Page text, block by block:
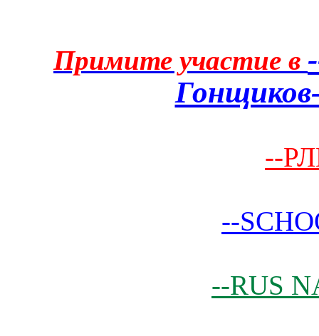
Примите участие в
--
--
--RUS